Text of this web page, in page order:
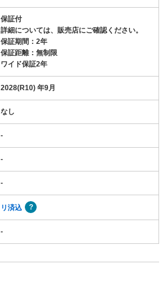
保証付
詳細については、販売店にご確認ください。
保証期間：2年
保証距離：無制限
ワイド保証2年
2028(R10) 年9月
なし
-
-
-
リ済込
-